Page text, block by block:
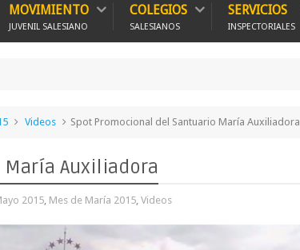
MOVIMIENTO
JUVENIL SALESIANO
COLEGIOS
SALESIANOS
SERVICIOS
INSPECTORIALES
Videos Spot Promocional del Santuario María Auxiliadora
Auxiliadora
2015, Mes de María 2015, Videos